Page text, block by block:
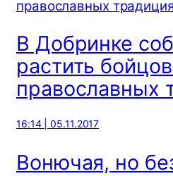
В Добринке
растить
православных
16:14 | 05.11.2017
Вонючая, но